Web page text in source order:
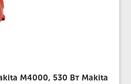
M4000, 530 Вт Makita